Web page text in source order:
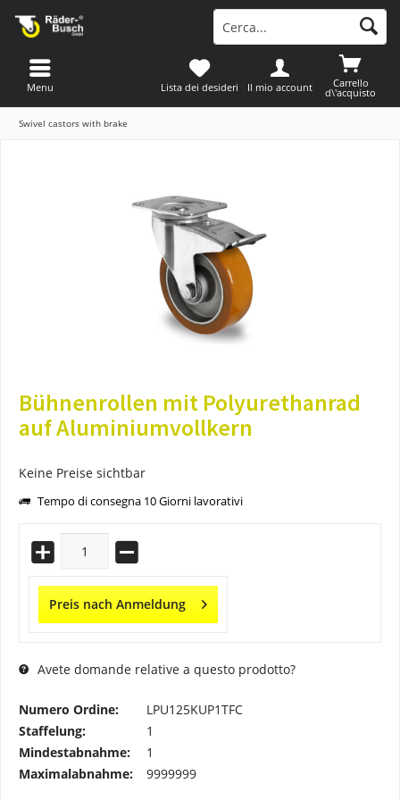
Carrello
d\'acquisto
Lista dei desideri Il mio account
Menu
Swivel castors with brake
Bühnenrollen mit Polyurethanrad
auf Aluminiumvollkern
Keine Preise sichtbar
Tempo di consegna 10 Giorni lavorativi
Preis nach Anmeldung
Avete domande relative a questo prodotto?
Numero Ordine:
LPU125KUP1TFC
Staffelung:
1
Mindestabnahme:
1
Maximalabnahme:
9999999